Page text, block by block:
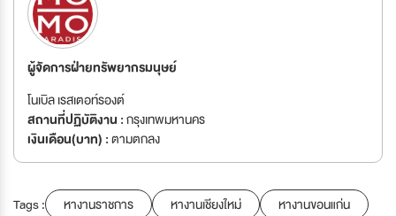
ผู้จัดการฝ่ายทรัพยากรมนุษย์
โนเบิล เรสเตอท์รองต์
สถานที่ปฏิบัติงาน :กรุงเทพมหานคร
เงินเดือน(บาท) :ตามตกลง
Tags : หางานราชการ หางานเชียงใหม่
หางานขอนแก่น